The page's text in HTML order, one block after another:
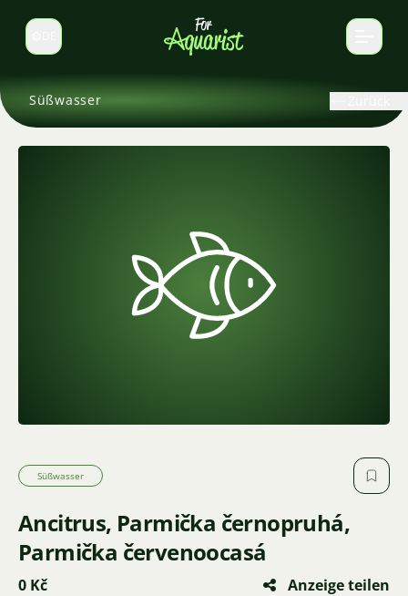
Sprache wechseln
Süßwasser
Süßwasser
Ancitrus, Parmička černopruhá,
Parmička červenoocasá
0 Kč
Anzeige teilen